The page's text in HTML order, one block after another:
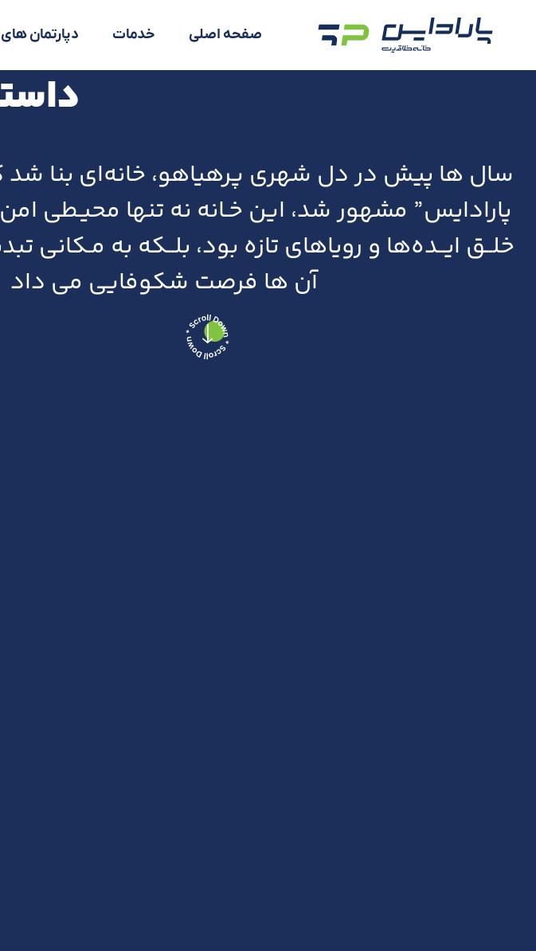
صفحه اصلی خدمات دپارتمان های
سال ها پیش در دل شهری پرهیاهو، خانه‌ای بنا شد
پارادایس” مشهور شد، این خـانه نه تنها محیـطی
خلــق ایــده‌ها و رویاهای تازه بود، بلــکه به مـکانی
آن ها فرصت شکوفایی می داد